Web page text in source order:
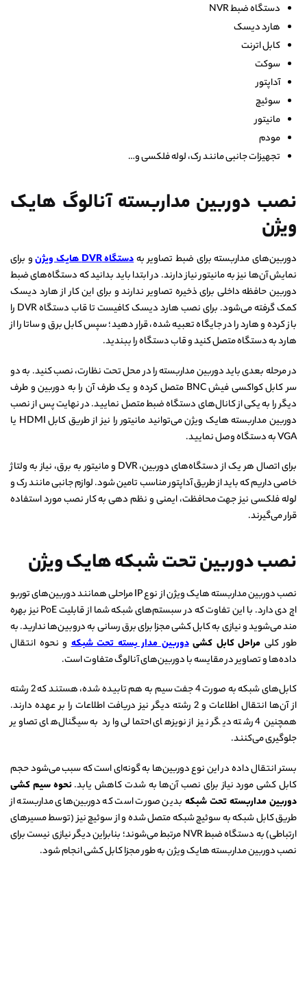
دستگاه ضبط NVR
هارد دیسک
کابل اترنت
سوکت
آداپتور
سوئیچ
مانیتور
مودم
تجهیزات جانبی مانند رک، لوله فلکسی و…
نصب دوربین مداربسته آنالوگ هایک
ویژن
دوربین‌های مداربسته برای ضبط تصاویر بهدستگاه DVR هایک ویژن
و برای
نمایش آن‌ها نیز به مانیتور نیاز دارند. در ابتدا باید بدانید که دستگاه‌های ضبط
دوربین حافظه داخلی برای ذخیره تصاویر ندارند و برای این کار از هارد دیسک
کمک گرفته می‌شود. برای نصب هارد دیسک کافیست تا قاب دستگاه DVR را
باز کرده و هارد را در جایگاه تعبیه شده، قرار دهید؛ سپس کابل برق و ساتا را از
هارد به دستگاه متصل کنید و قاب دستگاه را ببندید.
در مرحله بعدی باید دوربین مداربسته را در محل تحت نظارت، نصب کنید. به دو
سر کابل کواکسی فیش BNC متصل کرده و یک طرف آن را به دوربین و طرف
دیگر را به یکی از کانال‌های دستگاه ضبط متصل نمایید. در نهایت پس از نصب
دوربین مداربسته هایک ویژن می‌توانید مانیتور را نیز از طریق کابل HDMI یا
VGA به دستگاه وصل نمایید.
برای اتصال هر یک از دستگاه‌های دوربین، DVR و مانیتور به برق، نیاز به ولتاژ
خاصی داریم که باید از طریق آداپتور مناسب تامین شود. لوازم جانبی مانند رک و
لوله فلکسی نیز جهت محافظت، ایمنی و نظم دهی به کار نصب مورد استفاده
قرار می‌گیرند.
نصب دوربین تحت شبکه هایک ویژن
نصب دوربین مداربسته هایک ویژن از نوع IP مراحلی همانند دوربین‌های توربو
اچ دی دارد. با این تفاوت که در سبستم‌های شبکه شما از قابلیت PoE نیز بهره
مند می‌شوید و نیازی به کابل کشی مجزا برای برق رسانی به دروبین‌ها ندارید. به
طور کلی مراحل کابل کشیدوربین مدار بسته تحت شبکهو نحوه انتقال
داده‌ها و تصاویر در مقایسه با دوربین‌های آنالوگ متفاوت است.
کابل‌های شبکه به صورت 4 جفت سیم به هم تابیده شده، هستند که 2 رشته
از آن‌ها انتقال اطلاعات و 2 رشته دیگر نیز دریافت اطلاعات را بر عهده دارند.
همچنین 4 رشته دیگر نیز از نویزهای احتمالی وارد به سیگنال‌های تصاویر
جلوگیری می‌کنند.
بستر انتقال داده در این نوع دوربین‌ها به گونه‌ای است که سبب می‌شود حجم
کابل کشی مورد نیاز برای نصب آن‌ها به شدت کاهش یابد.نحوه سیم کشی
دوربین مداربسته تحت شبکه بدین صورت است که دوربین‌های مداربسته از
طریق کابل شبکه به سوئیچ شبکه متصل شده و از سوئیچ نیز (توسط مسیرهای
ارتباطی) به دستگاه ضبط NVR مرتبط می‌شوند؛ بنابراین دیگر نیازی نیست برای
نصب دوربین مداربسته هایک ویژن به طور مجزا کابل کشی انجام شود.